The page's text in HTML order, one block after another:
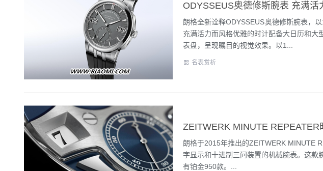
ODYSSEUS奥德修斯腕表 充满
朗格全新诠释ODYSSEUS奥德修斯腕表，
充满活力而风格优雅的时计配备大日历和
表盘，呈现瞩目的视觉效果。以1...
名表赏析
朗格于2015年推出的ZEITWERK MINUTE
字显示和十进制三问装置的机械腕表。这
有铂金950款。...